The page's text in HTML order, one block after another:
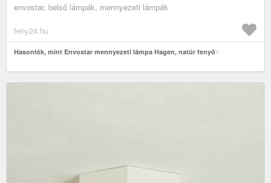
envostar, belső lámpák, mennyezeti lámpák
feny24.hu
Hasonlók, mint Envostar mennyezeti lámpa Hagen, natúr fenyő